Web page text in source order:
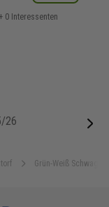
Grün-Weiß
+ 0 Interessenten
Seite
26